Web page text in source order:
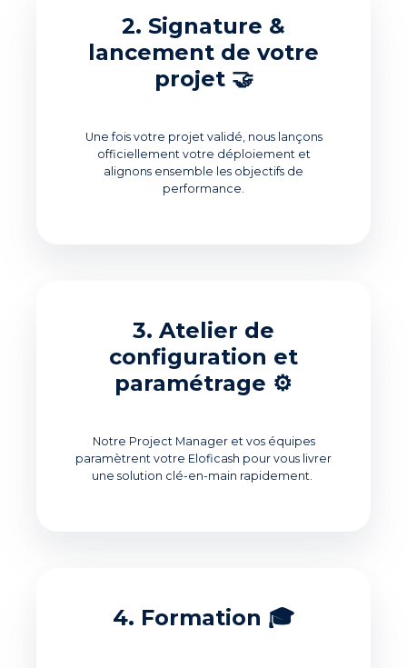
2. Signature &
lancement de votre
projet 🤝
Une fois votre projet validé, nous lançons
officiellement votre déploiement et
alignons ensemble les objectifs de
performance.
3. Atelier de
configuration et
paramétrage ⚙️
Notre Project Manager et vos équipes
paramètrent votre Eloficash pour vous livrer
une solution clé-en-main rapidement.
4. Formation 🎓